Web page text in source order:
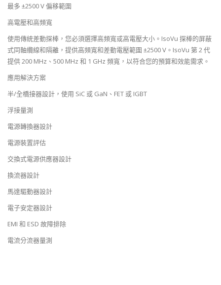
最多 ±2500 V 偏移範圍
高電壓和高頻寬
使用傳統差動探棒，您必須選擇高頻寬或高電壓大小。IsoVu 探棒的屏蔽
式同軸纜線和隔離，提供高頻寬和差動電壓範圍 ±2500 V。IsoVu 第 2 代
提供 200 MHz、500 MHz 和 1 GHz 頻寬，以符合您的預算和效能需求。
應用解決方案
半/全橋接器設計，使用 SiC 或 GaN、FET 或 IGBT
浮接量測
電源轉換器設計
電源裝置評估
交換式電源供應器設計
換流器設計
馬達驅動器設計
電子安定器設計
EMI 和 ESD 故障排除
電流分流器量測